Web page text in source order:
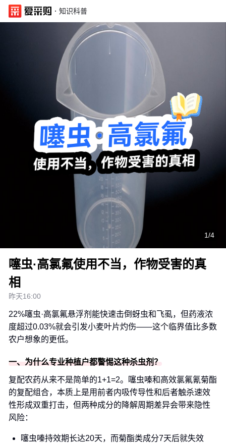
· 知识科普
1/4
噻虫·高氯氟使用不当，作物受害的真
相
昨天16:00
22%噻虫·高氯氟悬浮剂能快速击倒蚜虫和飞虱，但药液浓
度超过0.03%就会引发小麦叶片灼伤——这个临界值比多数
农户想象的更低。
一、为什么专业种植户都警惕这种杀虫剂？
复配农药从来不是简单的1+1=2。噻虫嗪和高效氯氟氰菊酯
的复配组合，本质上是用前者内吸传导性和后者触杀速效
性形成双重打击，但两种成分的降解周期差异会带来隐性
风险：
噻虫嗪持效期长达20天，而菊酯类成分7天后就失效